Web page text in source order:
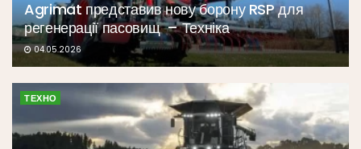
Agrimat представив нову борону RSP для
регенерації пасовищ – Техніка
04.05.2026
ТЕХНО